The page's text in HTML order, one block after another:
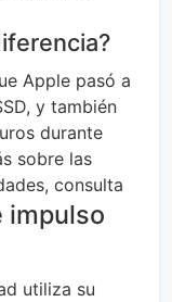
Apple pasó a
y también
durante
sobre las
consulta
impulso
utiliza su